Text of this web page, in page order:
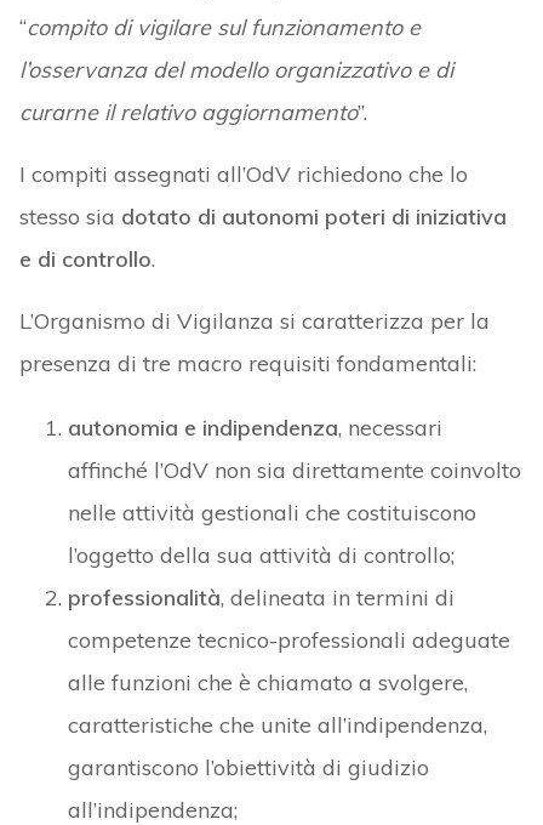
“compito di vigilare sul funzionamento e
l’osservanza del modello organizzativo e di
curarne il relativo aggiornamento”.
I compiti assegnati all’OdV richiedono che lo
stesso sia dotato di autonomi poteri di iniziativa
e di controllo.
L’Organismo di Vigilanza si caratterizza per la
presenza di tre macro requisiti fondamentali:
autonomia e indipendenza, necessari
affinché l’OdV non sia direttamente coinvolto
nelle attività gestionali che costituiscono
l’oggetto della sua attività di controllo;
professionalità, delineata in termini di
competenze tecnico-professionali adeguate
alle funzioni che è chiamato a svolgere,
caratteristiche che unite all’indipendenza,
garantiscono l’obiettività di giudizio
all’indipendenza;